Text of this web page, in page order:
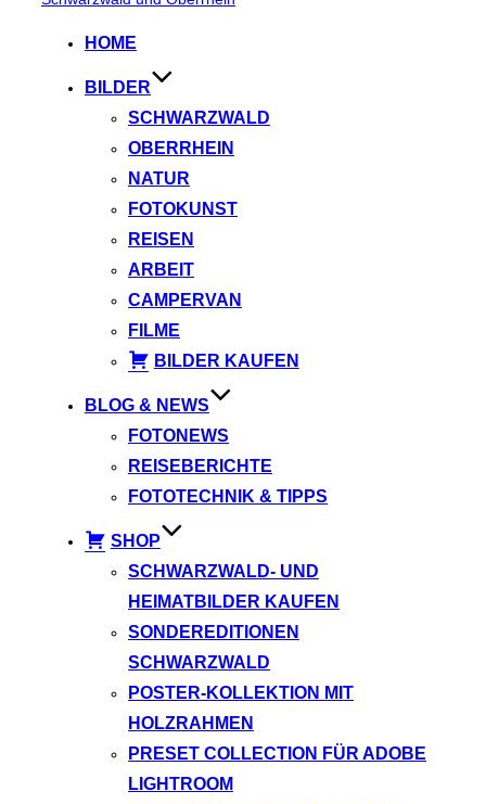
HOME
BILDER
SCHWARZWALD
OBERRHEIN
NATUR
FOTOKUNST
REISEN
ARBEIT
CAMPERVAN
FILME
BILDER KAUFEN
BLOG & NEWS
FOTONEWS
REISEBERICHTE
FOTOTECHNIK & TIPPS
SHOP
SCHWARZWALD- UND
HEIMATBILDER KAUFEN
SONDEREDITIONEN
SCHWARZWALD
POSTER-KOLLEKTION MIT
HOLZRAHMEN
PRESET COLLECTION FÜR ADOBE
LIGHTROOM